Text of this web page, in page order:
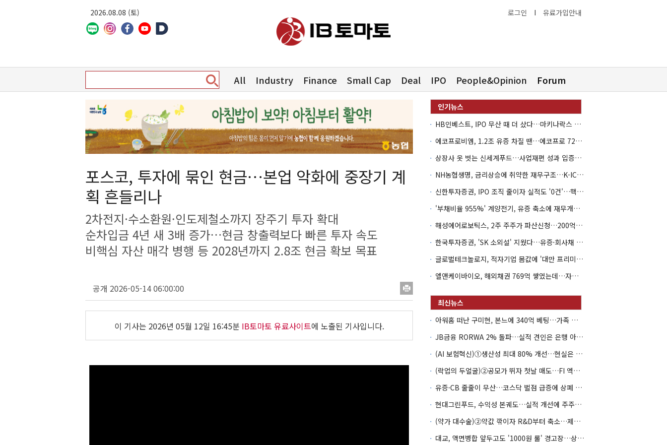
2026.08.08 (토) 로그인 I 유료가입안내
All Industry Finance Small Cap Deal IPO People&Opinion Forum
포스코, 투자에 묶인 현금…본업 악화에 중장기 계
획 흔들리나
2차전지·수소환원·인도제철소까지 장주기 투자 확대
순차입금 4년 새 3배 증가…현금 창출력보다 빠른 투자 속도
비핵심 자산 매각 병행 등 2028년까지 2.8조 현금 확보 목표
공개 2026-05-14 06:00:00
이 기사는 2026년 05월 12일 16:45분 IB토마토 유료사이트에 노출된 기사입니다.
HB인베스트, IPO 무산 때 더 샀다…마키나락스 투자 2.7배 회수
에코프로비엠, 1.2조 유증 차질 땐…에코프로 7270억 '독박'
상장사 옷 벗는 신세계푸드…사업재편 성과 입증할까
NH농협생명, 금리상승에 취약한 재무구조…K-ICS 변동성 '주의보'
신한투자증권, IPO 조직 줄이자 실적도 '0건'…핵심 인력까지 이탈
'부채비율 955%' 계양전기, 유증 축소에 재무개선 효과 '뚝'
해성에어로보틱스, 2주 주주가 파산신청…200억 CB 분쟁 확산
한국투자증권, 'SK 소외설' 지웠다…유증·회사채 주관 연속 수임
글로벌테크놀로지, 적자기업 몸값에 '대만 프리미엄'…공모가 논란
엘앤케이바이오, 해외채권 769억 쌓였는데…자회사 4곳 자본잠식
아워홈 떠난 구미현, 본느에 340억 베팅…가족 지배체제 구축
JB금융 RORWA 2% 돌파…실적 견인은 은행 아닌 캐피탈
(AI 보험혁신)①생산성 최대 80% 개선…현실은 '실행 격차'
(락업의 두얼굴)②공모가 뛰자 첫날 매도…FI 엑시트 전략 갈렸다
유증·CB 줄줄이 무산…코스닥 벌점 급증에 상폐 압박
현대그린푸드, 수익성 본궤도…실적 개선에 주주환원까지
(약가 대수술)②약값 깎이자 R&D부터 축소…제약업계 비상경영 돌입
대교, 액면병합 앞두고도 '1000원 룰' 경고장…상장유지 시험대